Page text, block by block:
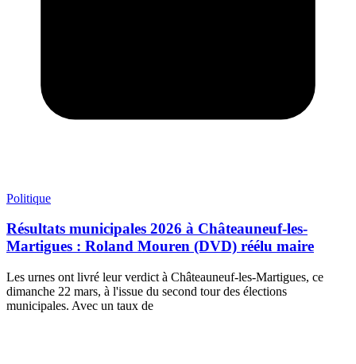
Politique
Résultats municipales 2026 à Châteauneuf-les-
Martigues : Roland Mouren (DVD) réélu maire
Les urnes ont livré leur verdict à Châteauneuf-les-Martigues, ce
dimanche 22 mars, à l'issue du second tour des élections
municipales. Avec un taux de